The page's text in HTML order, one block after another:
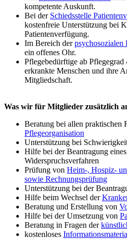
kompetente Auskunft.
Bei der Schiedsstelle
kostenfreie Unterstützung bei
Patientenverfügung.
Im Bereich derpsychosozialen
ein offenes Ohr.
Pflegebedürftige ab
erkrankte Menschen und ihre
Mitgliedschaft.
Was wir für Mitglieder zusätzlich
Beratung bei allen praktischen
Pflegeorganisation
Unterstützung bei
Hilfe bei der Beantragung eines
Widerspruchsverfahren
Prüfung von Heim-, Hospiz-
sowie Rechnungsprüfung
Unterstützung bei der
Hilfe beim Wechsel der
Beratung und Erstellung von
Hilfe bei der Umsetzung von
Beratung in Fragen der
kostenloses